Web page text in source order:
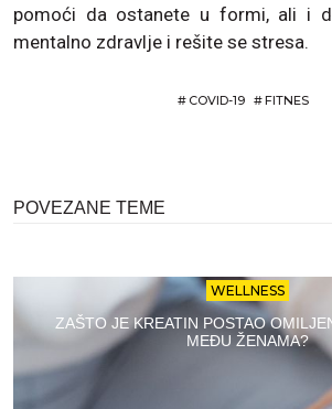
pomoći da ostanete u formi, ali i
mentalno zdravlje i rešite se stresa.
# COVID-19 #FITNES
POVEZANE TEME
WELLNESS
ZAŠTO JE KREATIN POSTAO
MEĐU ŽENAMA?